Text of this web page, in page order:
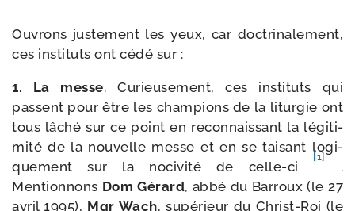
Ouvrons jus­te­ment les yeux, car doc­tri­na­le­ment,
ces ins­ti­tuts ont cédé sur :
1. La messe. Curieusement, ces ins­ti­tuts qui
passent pour être les cham­pions de la litur­gie ont
tous lâché sur ce point en recon­nais­sant la légi­ti­
mi­té de la nou­velle messe et en se tai­sant logi­
que­ment sur la noci­vi­té de celle-​ci
[1]
.
Mentionnons Dom Gérard, abbé du Barroux (le 27
avril 1995), Mgr Wach, supé­rieur du Christ-​Roi (le